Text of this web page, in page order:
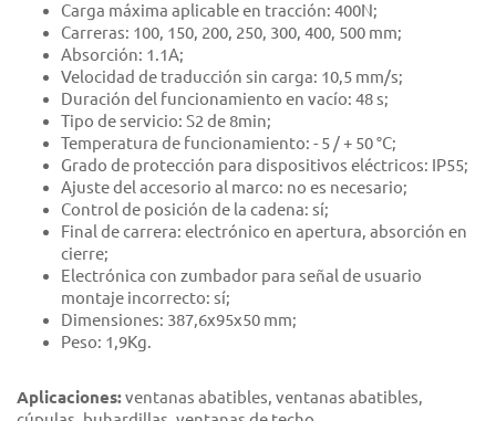
Carga máxima aplicable en tracción: 400N;
Carreras: 100, 150, 200, 250, 300, 400, 500 mm;
Absorción: 1.1A;
Velocidad de traducción sin carga: 10,5 mm/s;
Duración del funcionamiento en vacío: 48 s;
Tipo de servicio: S2 de 8min;
Temperatura de funcionamiento: - 5 / + 50 °C;
Grado de protección para dispositivos eléctricos: IP55;
Ajuste del accesorio al marco: no es necesario;
Control de posición de la cadena: sí;
Final de carrera: electrónico en apertura, absorción en
cierre;
Electrónica con zumbador para señal de usuario
montaje incorrecto: sí;
Dimensiones: 387,6x95x50 mm;
Peso: 1,9Kg.
Aplicaciones:ventanas abatibles, ventanas abatibles,